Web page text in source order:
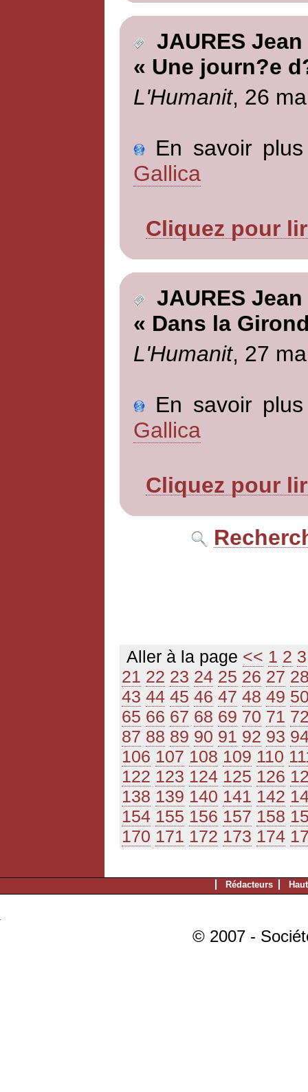
JAURES Jean
« Une journ?e
L'Humanit, 26
En savoir
Gallica
Cliquez pour
JAURES Jean
« Dans la
L'Humanit, 27
En savoir
Gallica
Cliquez pour
Aller à la page << 1 2 3
21 22 23 24 25 26 27
43 44 45 46 47 48 49
65 66 67 68 69 70 71
87 88 89 90 91 92 93
106 107 108 109 110
122 123 124 125 126
138 139 140 141 142
154 155 156 157 158
170 171 172 173 174
Rédacteurs
© 2007 -